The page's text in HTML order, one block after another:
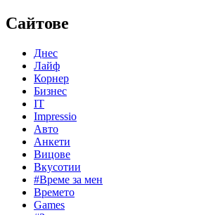
Сайтове
Днес
Лайф
Корнер
Бизнес
IT
Impressio
Авто
Анкети
Вицове
Вкусотии
#Време за мен
Времето
Games